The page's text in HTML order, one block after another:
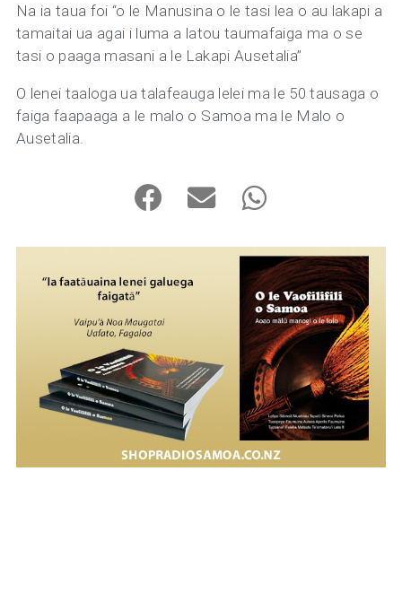
Na ia taua foi “o le Manusina o le tasi lea o au lakapi a
tamaitai ua agai i luma a latou taumafaiga ma o se
tasi o paaga masani a le Lakapi Ausetalia”
O lenei taaloga ua talafeauga lelei ma le 50 tausaga o
faiga faapaaga a le malo o Samoa ma le Malo o
Ausetalia.